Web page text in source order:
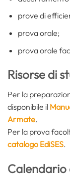
prove di
prova orale;
prova orale
Risorse di
Per la
disponibile il
Armate.
Per la prova
catalogo EdiSES.
Calendario